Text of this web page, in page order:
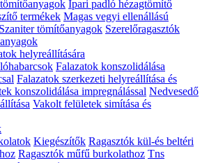
Ipari padló hézagtömítő
termékek Magas vegyi ellenállású
Szaniter tömítőanyagok Szerelőragasztók
helyreállítására
Falazatok konszolidálása
Falazatok szerkezeti helyreállítása és
konszolidálása impregnálással Nedvesedő
Vakolt felületek simítása és
Kiegészítők Ragasztók kül-és beltéri
Ragasztók műfű burkolathoz Tns